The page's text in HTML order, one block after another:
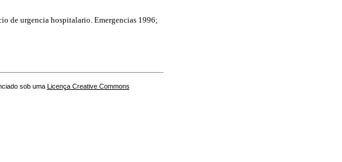
de urgencia hospitalario. Emergencias 1996;
sob uma Licença Creative Commons